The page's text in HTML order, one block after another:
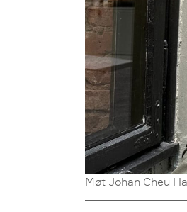
Møt Johan Cheu